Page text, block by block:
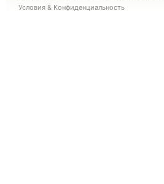
Условия & Конфиденциальность